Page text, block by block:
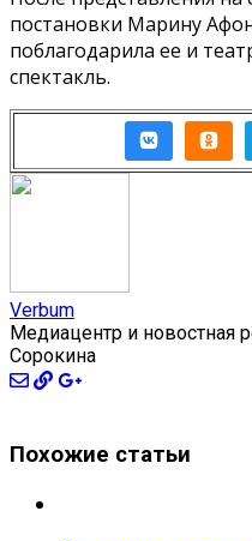
постановки Марину
поблагодарила ее и
спектакль.
Verbum
Медиацентр и новостная
Сорокина
Похожие статьи